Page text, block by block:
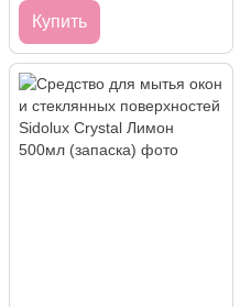
Купить